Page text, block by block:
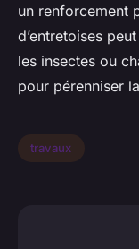
un renforcement
d’entretoises
les insectes ou
pour pérenniser
travaux